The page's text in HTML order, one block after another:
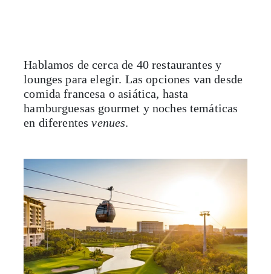
Hablamos de cerca de 40 restaurantes y
lounges para elegir. Las opciones van desde
comida francesa o asiática, hasta
hamburguesas gourmet y noches temáticas
en diferentesvenues.